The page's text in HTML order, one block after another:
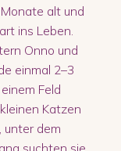
alt und
ins Leben.
Onno und
einmal 2–3
Feld
Katzen
unter dem
suchten sie